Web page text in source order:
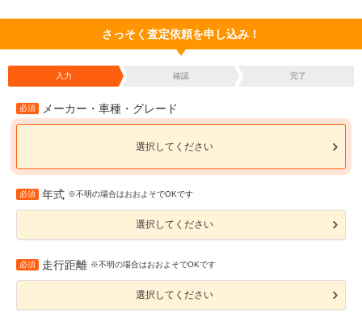
さっそく査定依頼を申し込み！
入力 確認 完了
必須 メーカー・車種・グレード
選択してください
必須 年式 ※不明の場合はおおよそでOKです
選択してください
必須 走行距離 ※不明の場合はおおよそでOKです
選択してください